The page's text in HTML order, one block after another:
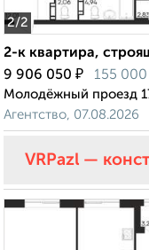
2/2
2-к квартира,
9 906 050 ₽ 155 000
Молодёжный проезд
Агентство, 07.08.2026
VRPazl —